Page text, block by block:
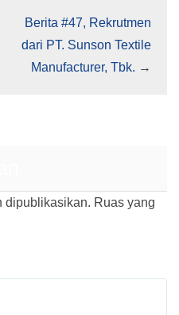
Berita #47, Rekrutmen
dari PT. Sunson Textile
Manufacturer, Tbk. →
dipublikasikan. Ruas yang